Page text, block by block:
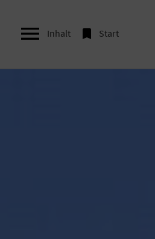
 Inhalt  Start